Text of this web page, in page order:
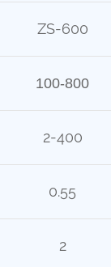
ZS-600
100-800
2-400
0.55
2